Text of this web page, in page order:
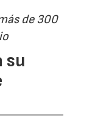
de 300
su